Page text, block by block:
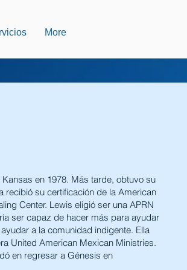
More
en 1978. Más tarde, obtuvo su
recibió su certificación de la American
Center. Lewis eligió ser una APRN
ser capaz de hacer más para ayudar
a la comunidad indigente. Ella
United American Mexican Ministries.
en regresar a Génesis en